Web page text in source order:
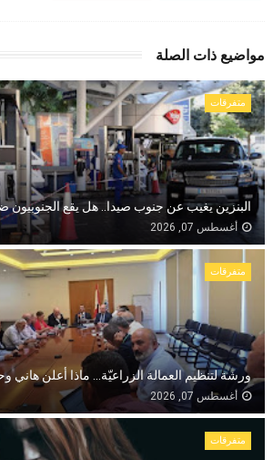
مواضيع ذات الصلة
متفرقات
البنزين يغيب عن جنوب صيدا.. هل يقع الجنوبيون
أغسطس 07, 2026
متفرقات
ورشة لتنظيم العمالة الزراعيّة... ماذا أعلن هاني
أغسطس 07, 2026
متفرقات